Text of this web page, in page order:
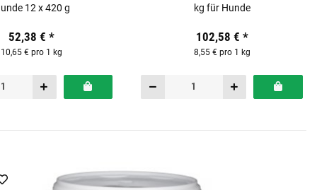
12 x 420 g
52,38 €*
10,65 € pro 1 kg
kg für Hunde
102,58 € *
8,55 € pro 1 kg